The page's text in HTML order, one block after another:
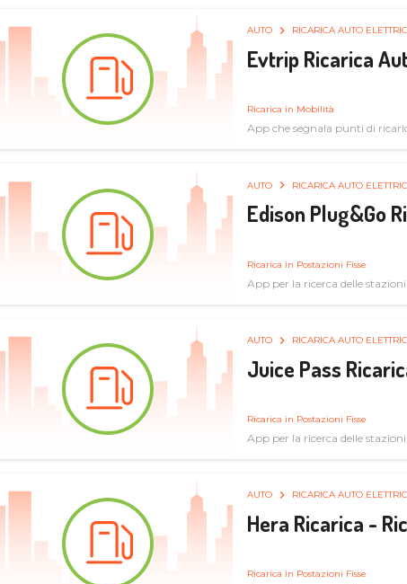
AUTO RICARICA AUTO
Evtrip Ricarica
Ricarica in Mobilità
App che segnala punti di
AUTO RICARICA AUTO
Edison Plug&Go
Ricarica in Postazioni Fisse
App per la ricerca delle
AUTO RICARICA AUTO
Juice Pass
Ricarica in Postazioni Fisse
App per la ricerca delle
AUTO RICARICA AUTO
Hera Ricarica -
Ricarica in Postazioni Fisse